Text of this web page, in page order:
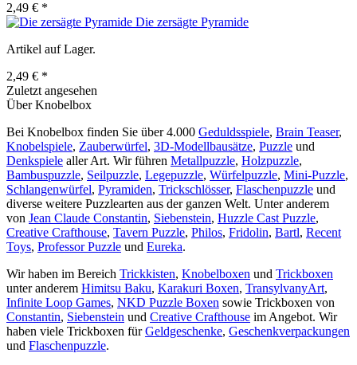
2,49 € *
Die zersägte Pyramide
Artikel auf Lager.
2,49 € *
Zuletzt angesehen
Über Knobelbox
Bei Knobelbox finden Sie über 4.000 Geduldsspiele, Brain Teaser,
Knobelspiele, Zauberwürfel, 3D-Modellbausätze, Puzzle und
Denkspiele aller Art. Wir führen Metallpuzzle, Holzpuzzle,
Bambuspuzzle, Seilpuzzle, Legepuzzle, Würfelpuzzle, Mini-Puzzle,
Schlangenwürfel, Pyramiden, Trickschlösser, Flaschenpuzzle und
diverse weitere Puzzlearten aus der ganzen Welt. Unter anderem
von Jean Claude Constantin, Siebenstein, Huzzle Cast Puzzle,
Creative Crafthouse, Tavern Puzzle, Philos, Fridolin, Bartl, Recent
Toys, Professor Puzzle und Eureka.
Wir haben im Bereich Trickkisten, Knobelboxen und Trickboxen
unter anderem Himitsu Baku, Karakuri Boxen, TransylvanyArt,
Infinite Loop Games, NKD Puzzle Boxen sowie Trickboxen von
Constantin, Siebenstein und Creative Crafthouse im Angebot. Wir
haben viele Trickboxen fürGeldgeschenke, Geschenkverpackungen
und Flaschenpuzzle.